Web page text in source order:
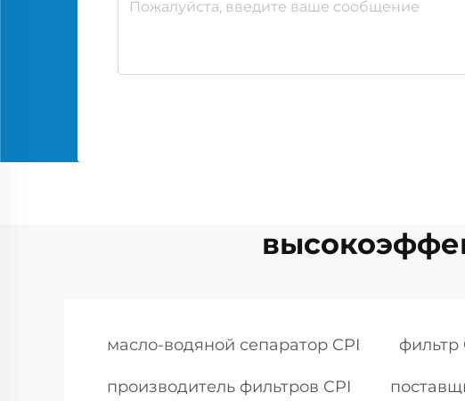
масло-водяной сепаратор CPI фильтр
производитель фильтров CPI